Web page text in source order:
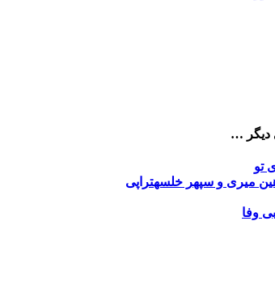
دیگر …
تو
میری و سپهر خلسهتراپی
وفا